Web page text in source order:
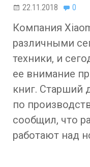
22.11.2018 0
Компания
различными
техники, и
ее внимание
книг. Старший
по
сообщил, что
работают над